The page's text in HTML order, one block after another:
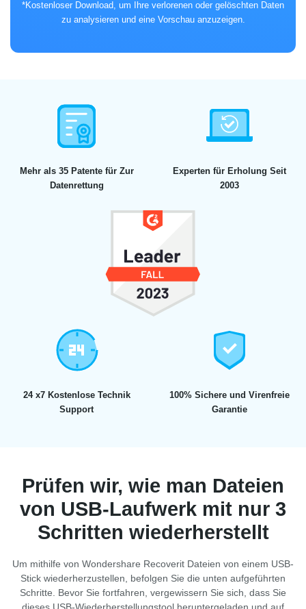
*Kostenloser Download, um Ihre verlorenen oder gelöschten Daten
zu analysieren und eine Vorschau anzuzeigen.
Mehr als 35 Patente fürZur
Datenrettung
Experten für Erholung Seit
2003
24 x7 Kostenlose Technik
Support
100% Sichere und Virenfreie
Garantie
Prüfen wir, wie man Dateien
von USB-Laufwerk mit nur 3
Schritten wiederherstellt
Um mithilfe von Wondershare Recoverit Dateien von einem USB-
Stick wiederherzustellen, befolgen Sie die unten aufgeführten
Schritte. Bevor Sie fortfahren, vergewissern Sie sich, dass Sie
dieses USB-Wiederherstellungstool heruntergeladen und auf